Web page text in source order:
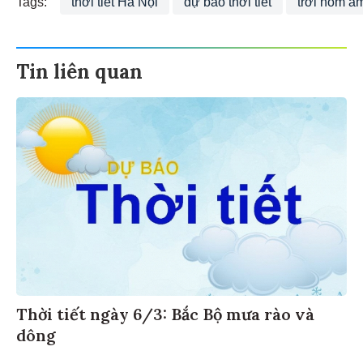
Tin liên quan
Thời tiết ngày 6/3: Bắc Bộ mưa rào và
dông